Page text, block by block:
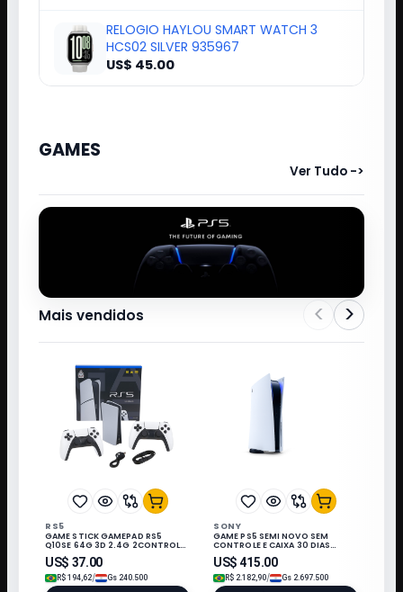
RELOGIO HAYLOU SMART WATCH 3
HCS02 SILVER 935967
US$ 45.00
GAMES
Ver Tudo ->
Mais vendidos < >
RS5
GAME STICK GAMEPAD RS5
Q10SE 64G 3D 2.4G 2CONTROLE
3 JOGO PRETO/BRANCO
US$ 37.00
R$ 194,62/ Gs 240.500
SONY
GAME PS5 SEMI NOVO SEM
CONTROLE E CAIXA 30 DIAS
GARANTIA
US$ 415.00
R$ 2.182,90/ Gs 2.697.500